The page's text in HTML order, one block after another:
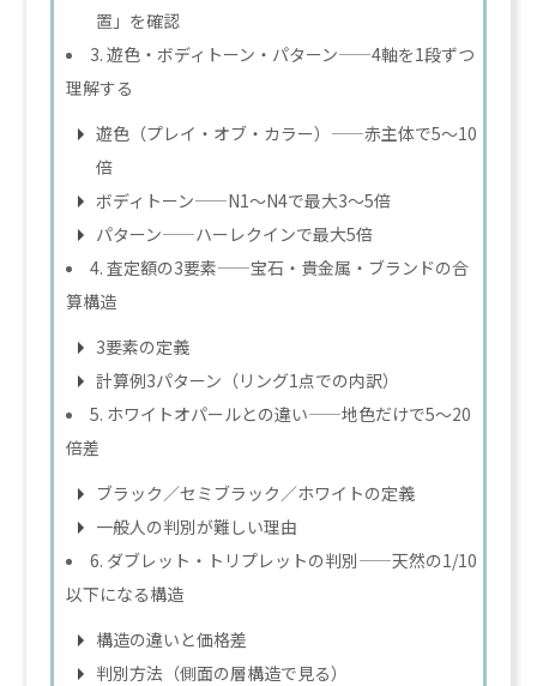
置」を確認
3. 遊色・ボディトーン・パターン——4軸を1段ずつ
理解する
遊色（プレイ・オブ・カラー）——赤主体で5〜10
倍
ボディトーン——N1〜N4で最大3〜5倍
パターン——ハーレクインで最大5倍
4. 査定額の3要素——宝石・貴金属・ブランドの合
算構造
3要素の定義
計算例3パターン（リング1点での内訳）
5. ホワイトオパールとの違い——地色だけで5〜20
倍差
ブラック／セミブラック／ホワイトの定義
一般人の判別が難しい理由
6. ダブレット・トリプレットの判別——天然の1/10
以下になる構造
構造の違いと価格差
判別方法（側面の層構造で見る）